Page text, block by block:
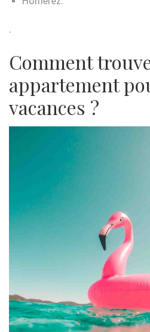
.
Comment
appartement
vacances ?